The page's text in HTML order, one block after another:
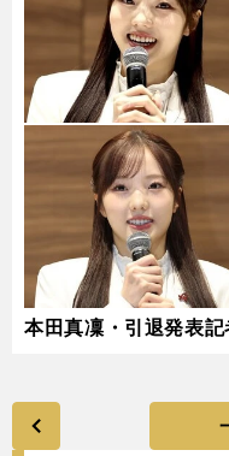
本田真凜・引退発表